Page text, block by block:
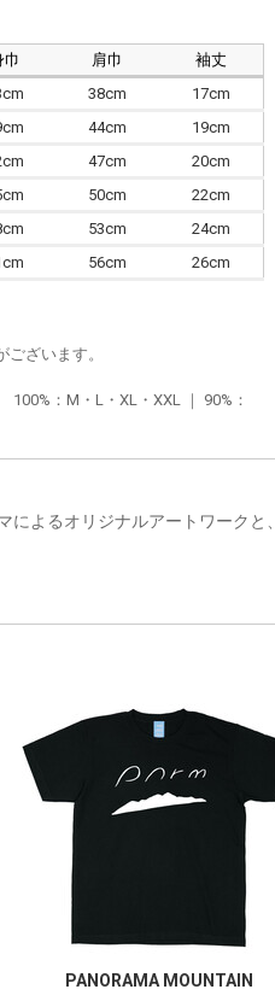
巾 肩巾
袖丈
38cm
17cm
44cm
19cm
47cm
20cm
50cm
22cm
53cm
24cm
56cm 26cm
ざいます。
：M・L・XL・XXL ｜ 90%：
よるオリジナルアートワークと、
PANORAMA MOUNTAIN